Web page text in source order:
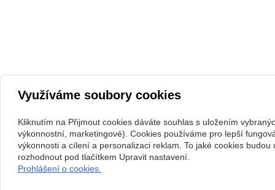
Využíváme soubory cookies
Kliknutím na Přijmout cookies dáváte souhlas s uložením
výkonnostní, marketingové). Cookies používáme pro lepší
výkonnosti a cílení a personalizaci reklam. To jaké cookies budou
rozhodnout pod tlačítkem Upravit nastavení.
Prohlášení o cookies.